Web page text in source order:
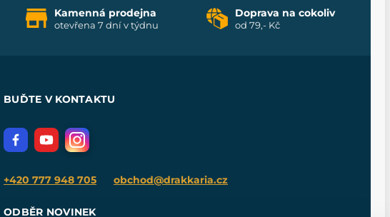
Kamenná prodejna
otevřena 7 dní v týdnu
Doprava na cokoliv
od 79,- Kč
BUĎTE V KONTAKTU
+420 777 948 705 obchod@drakkaria.cz
ODBĚR NOVINEK